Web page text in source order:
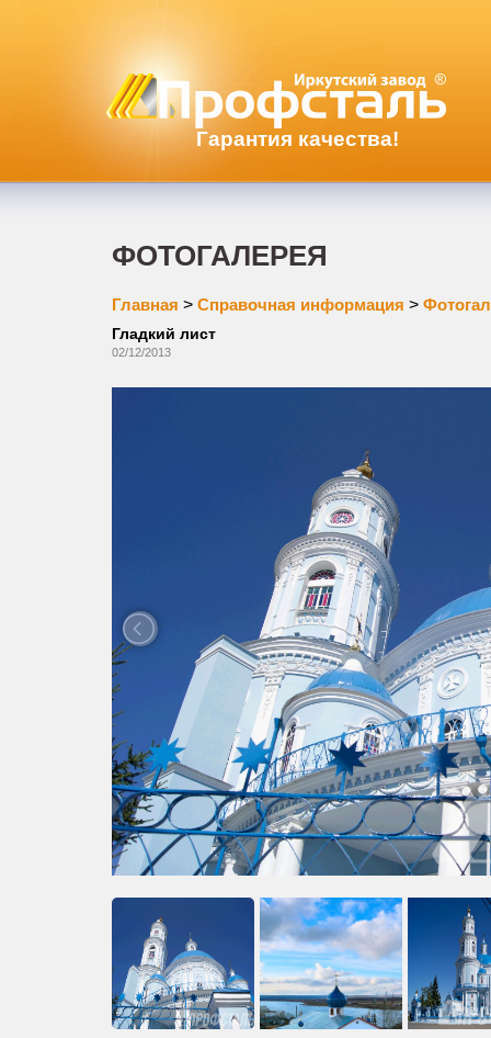
Гарантия качества!
ФОТОГАЛЕРЕЯ
Главная > Справочная информация >
Гладкий лист
02/12/2013